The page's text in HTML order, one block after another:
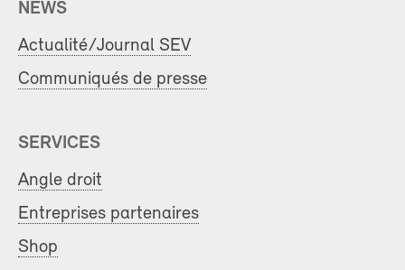
NEWS
Actualité/Journal SEV
Communiqués de presse
SERVICES
Angle droit
Entreprises partenaires
Shop